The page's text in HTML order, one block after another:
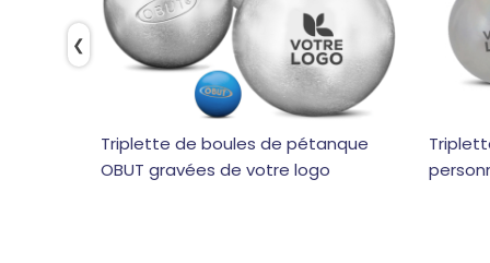
Triplette de boules de pétanque
OBUT gravées de votre logo
❮